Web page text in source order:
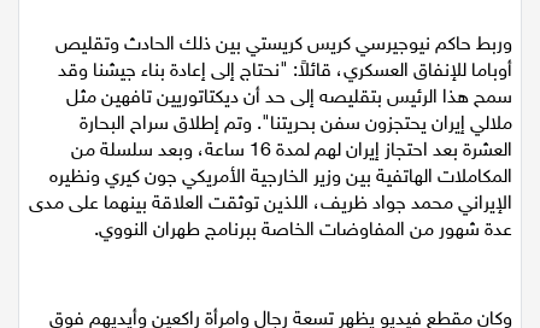
تقارير خاصة
اقتصاد
مقالات
مطبخ
وربط حاكم نيوجيرسي كريس كريستي بين ذلك الحادث وتقليص
أوباما للإنفاق العسكري، قائلاً: "نحتاج إلى إعادة بناء جيشنا وقد
سمح هذا الرئيس بتقليصه إلى حد أن ديكتاتوريين تافهين مثل
ملالي إيران يحتجزون سفن بحريتنا". وتم إطلاق سراح البحارة
العشرة بعد احتجاز إيران لهم لمدة 16 ساعة، وبعد سلسلة من
المكاملات الهاتفية بين وزير الخارجية الأمريكي جون كيري ونظيره
الإيراني محمد جواد ظريف، اللذين توثقت العلاقة بينهما على مدى